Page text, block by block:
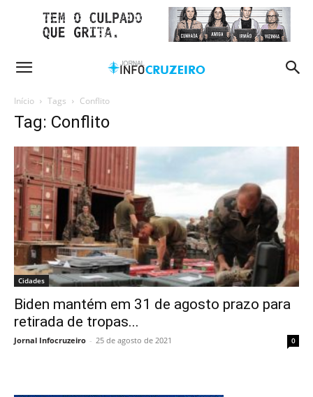
Início Tags Conflito
Tag: Conflito
Cidades
Biden mantém em 31 de agosto prazo para
retirada de tropas...
Jornal Infocruzeiro - 25 de agosto de 2021 0